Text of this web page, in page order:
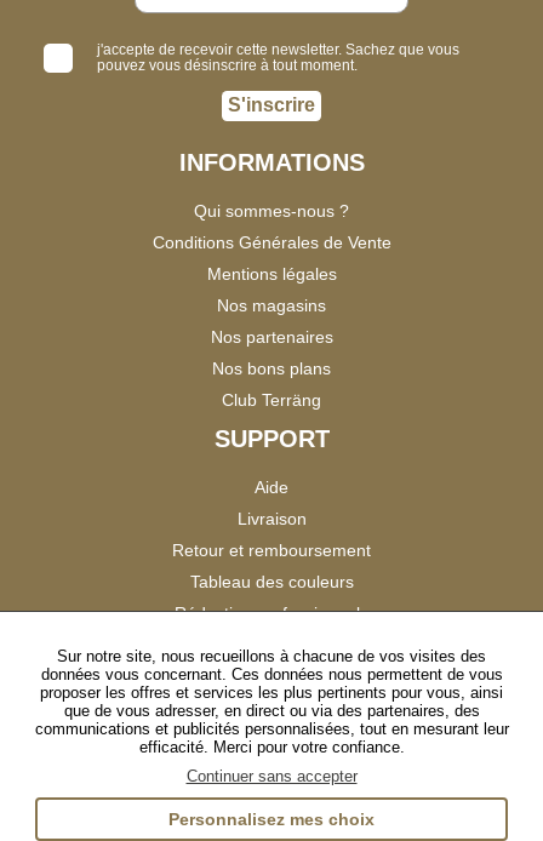
j'accepte de recevoir cette newsletter. Sachez que vous
pouvez vous désinscrire à tout moment.
S'inscrire
INFORMATIONS
Qui sommes-nous ?
Conditions Générales de Vente
Mentions légales
Nos magasins
Nos partenaires
Nos bons plans
Club Terräng
SUPPORT
Aide
Livraison
Retour et remboursement
Tableau des couleurs
Réduction professionnels
Satisfaction Clients
SUIVEZ-NOUS
InstagramTikTokFacebookYouTubeLinkedIn
Sur notre site, nous recueillons à chacune de vos visites des
données vous concernant. Ces données nous permettent de vous
proposer les offres et services les plus pertinents pour vous, ainsi
que de vous adresser, en direct ou via des partenaires, des
communications et publicités personnalisées, tout en mesurant leur
efficacité. Merci pour votre confiance.
Continuer sans accepter
Personnalisez mes choix